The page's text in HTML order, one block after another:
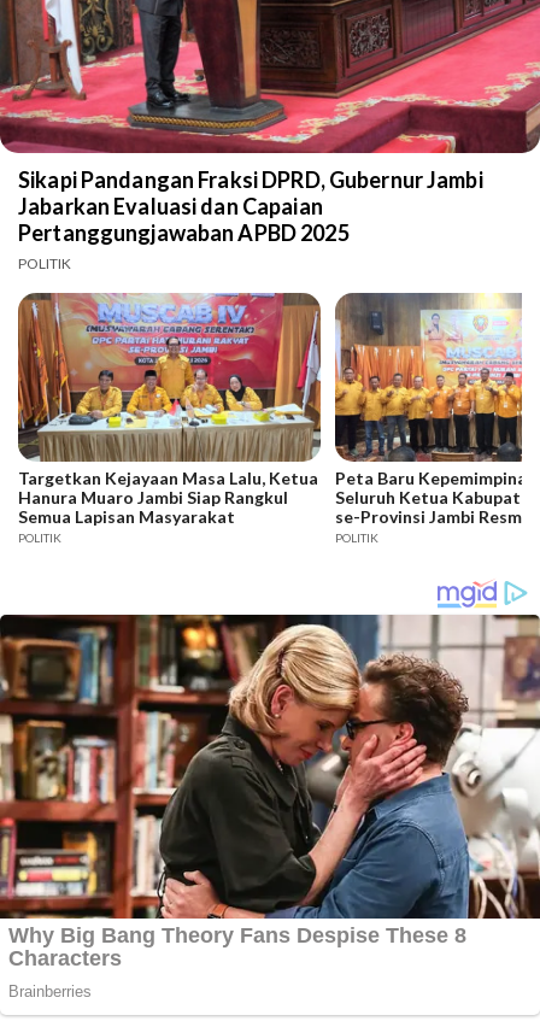
Sikapi Pandangan Fraksi DPRD, Gubernur Jambi
Jabarkan Evaluasi dan Capaian
Pertanggungjawaban APBD 2025
POLITIK
Targetkan Kejayaan Masa Lalu, Ketua
Hanura Muaro Jambi Siap Rangkul
Semua Lapisan Masyarakat
POLITIK
Peta Baru Kepemimpinan
Seluruh Ketua
se-Provinsi Jambi Resmi
POLITIK